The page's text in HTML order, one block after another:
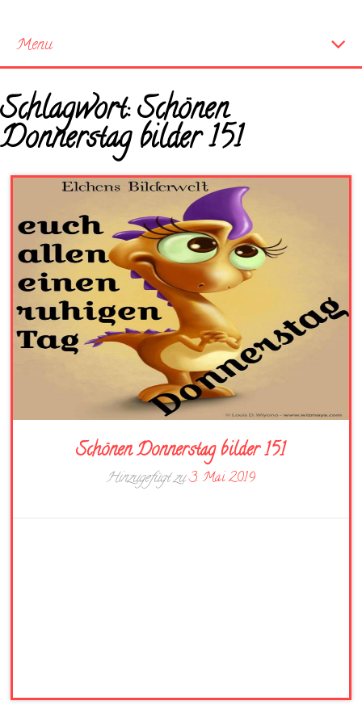
Menu
Startseite
Neue Bilder
Schlagwort:Schönen
Donnerstag bilder 151
Schönen Donnerstag bilder 151
Hinzugefügt zu3. Mai 2019